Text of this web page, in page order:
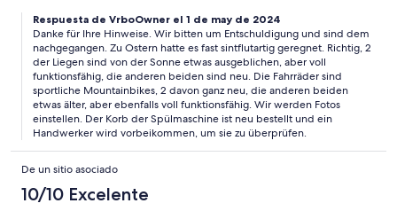
Dann lieber gar nicht im Inserat erwähnen. Von den 4 Liegen am
schönen Pool waren 2 leider in einem sehr schlechten Zustand.
Geärgert haben wir uns über den Geschirrspüler. Der untere
Korb ist sehr verrostet, einige Teile sind weggebrochen. Oft
waren 2 Spülgänge notwendig. Mit ein paar kleinen
Erneuerungen ist das Haus sicher eine gute Wahl, in dem
Zustand ist das Preis-/Leistungsverhältnis nicht sehr gut.
Respuesta de VrboOwner el 1 de may de 2024
Danke für Ihre Hinweise. Wir bitten um Entschuldigung und sind dem
nachgegangen. Zu Ostern hatte es fast sintflutartig geregnet. Richtig, 2
der Liegen sind von der Sonne etwas ausgeblichen, aber voll
funktionsfähig, die anderen beiden sind neu. Die Fahrräder sind
sportliche Mountainbikes, 2 davon ganz neu, die anderen beiden
etwas älter, aber ebenfalls voll funktionsfähig. Wir werden Fotos
einstellen. Der Korb der Spülmaschine ist neu bestellt und ein
Handwerker wird vorbeikommen, um sie zu überprüfen.
De un sitio asociado
10/10 Excelente